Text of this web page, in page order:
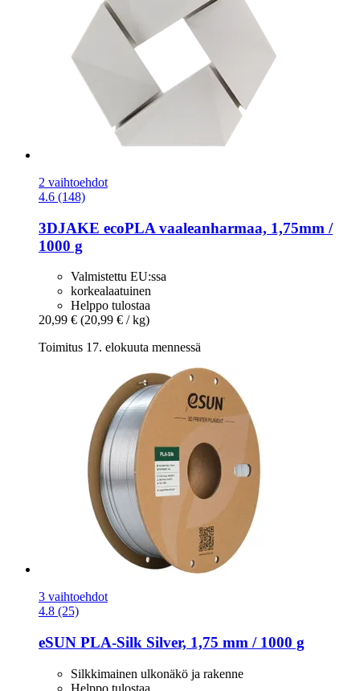
2 vaihtoehdot
4.6 (148)
3DJAKE ecoPLA vaaleanharmaa, 1,75mm /
1000 g
Valmistettu EU:ssa
korkealaatuinen
Helppo tulostaa
20,99 € (20,99 € / kg)
Toimitus 17. elokuuta mennessä
3 vaihtoehdot
4.8 (25)
eSUN PLA-​Silk Silver, 1,75 mm / 1000 g
Silkkimainen ulkonäkö ja rakenne
Helppo tulostaa